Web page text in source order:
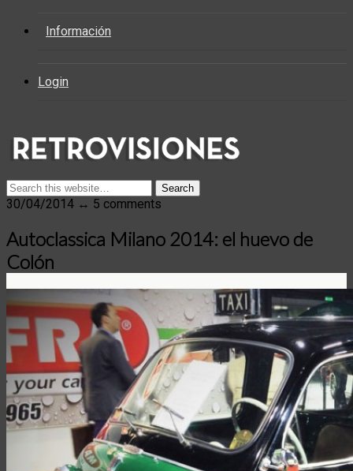
Información
Login
30/04/2014 ↔ 5 comments
Autoclassica Milano 2014: el huevo de
Colón